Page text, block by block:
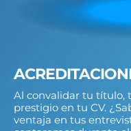
Al convalidar tu título,
prestigio en tu CV.
ventaja en tus